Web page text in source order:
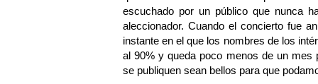
escuchado por un público que nunca
aleccionador. Cuando el concierto fue
instante en el que los nombres de los
al 90% y queda poco menos de un mes
se publiquen sean bellos para que